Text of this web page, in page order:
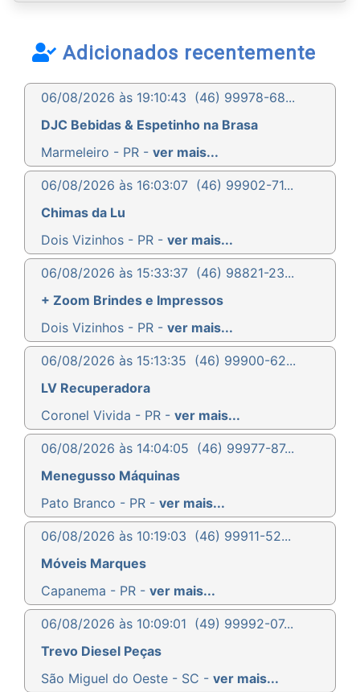
Adicionados recentemente
06/08/2026 às 19:10:43 (46) 99978-68...
DJC Bebidas & Espetinho na Brasa
Marmeleiro - PR - ver mais...
06/08/2026 às 16:03:07 (46) 99902-71...
Chimas da Lu
Dois Vizinhos - PR - ver mais...
06/08/2026 às 15:33:37 (46) 98821-23...
+ Zoom Brindes e Impressos
Dois Vizinhos - PR - ver mais...
06/08/2026 às 15:13:35 (46) 99900-62...
LV Recuperadora
Coronel Vivida - PR - ver mais...
06/08/2026 às 14:04:05 (46) 99977-87...
Menegusso Máquinas
Pato Branco - PR - ver mais...
06/08/2026 às 10:19:03 (46) 99911-52...
Móveis Marques
Capanema - PR - ver mais...
06/08/2026 às 10:09:01 (49) 99992-07...
Trevo Diesel Peças
São Miguel do Oeste - SC - ver mais...